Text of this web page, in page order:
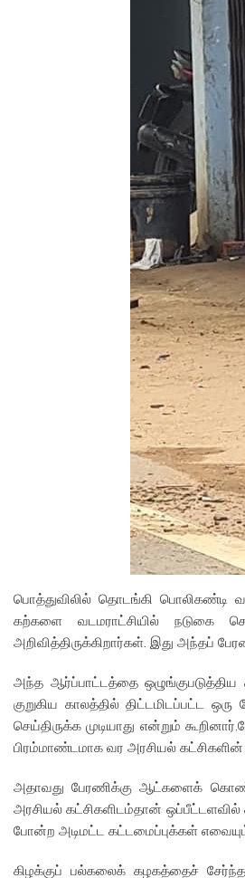
பொத்துவிலில் தொடங்கி பொலிகண்டி
கற்களை வடமராட்சியில் நடுகை
அறிவித்திருக்கிறார்கள். இது அந்தப்
அந்த ஆர்ப்பாட்டத்தை ஒழுங்குபடுத்திய
குறுகிய காலத்தில் திட்டமிடப்பட்ட
செய்திருக்க முடியாது என்றும்
பிரம்மாண்டமாக வர அரசியல்
அதாவது பேரணிக்கு ஆட்களைக்
அரசியல் கட்சிகளிடம்தான்
போன்ற அடிமட்ட கட்டமைப்புக்கள்
கிழக்குப் பல்கலைக் கழகத்தைச்